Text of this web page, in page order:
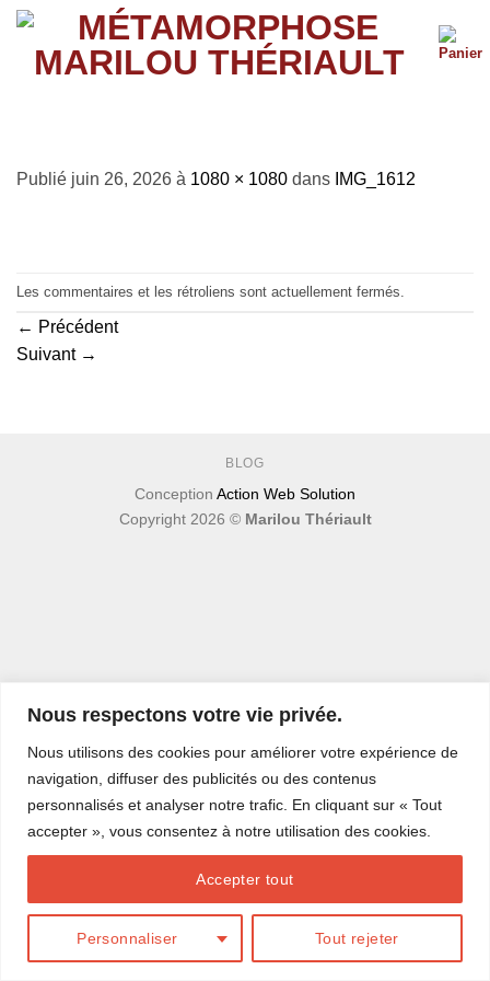
Nous respectons votre vie privée.
Nous utilisons des cookies pour améliorer votre expérience de
navigation, diffuser des publicités ou des contenus
personnalisés et analyser notre trafic. En cliquant sur « Tout
accepter », vous consentez à notre utilisation des cookies.
Personnaliser Tout rejeter
Accepter tout
Passer
contenu
Publié juin 26, 2026 à 1080 × 1080 dans IMG_1612
Les commentaires et les rétroliens sont actuellement fermés.
← Précédent
Suivant →
BLOG
Conception Action Web Solution
Copyright 2026 © Marilou Thériault